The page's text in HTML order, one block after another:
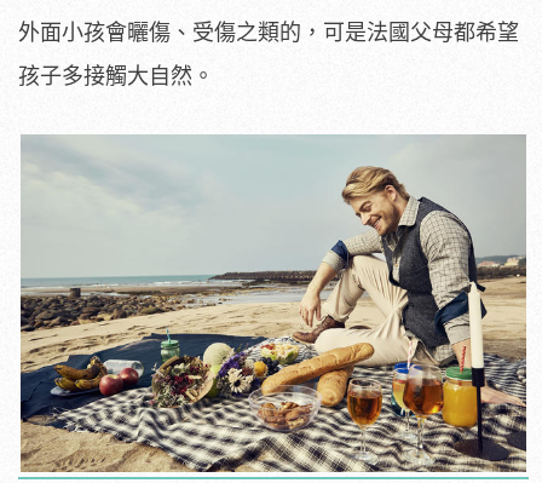
外面小孩會曬傷、受傷之類的，可是法國父母都希望
孩子多接觸大自然。